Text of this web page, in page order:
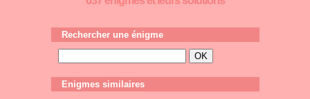
Rechercher une énigme
Enigmes similaires